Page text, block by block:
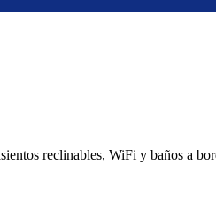
reclinables, WiFi y baños a